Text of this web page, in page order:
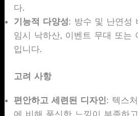
다.
기능적 다양성: 방수 및 난연성
임시 낙하산, 이벤트 무대 또는
입니다.
고려 사항
편안하고 세련된 디자인: 텍스